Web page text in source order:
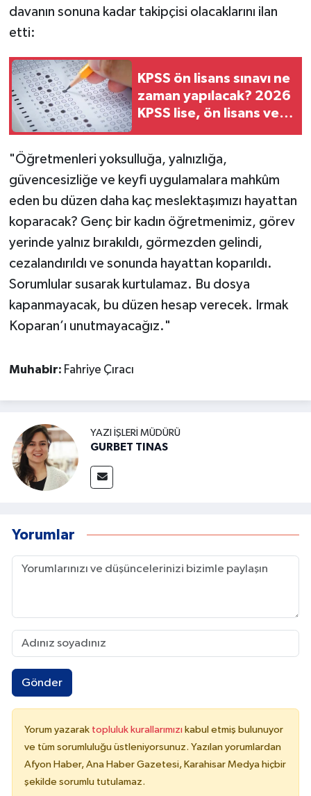
davanın sonuna kadar takipçisi olacaklarını ilan
etti:
KPSS ön lisans sınavı ne
zaman yapılacak? 2026
KPSS lise, ön lisans ve
"Öğretmenleri yoksulluğa, yalnızlığa,
güvencesizliğe ve keyfi uygulamalara mahkûm
eden bu düzen daha kaç meslektaşımızı hayattan
koparacak? Genç bir kadın öğretmenimiz, görev
yerinde yalnız bırakıldı, görmezden gelindi,
cezalandırıldı ve sonunda hayattan koparıldı.
Sorumlular susarak kurtulamaz. Bu dosya
kapanmayacak, bu düzen hesap verecek. Irmak
Koparan’ı unutmayacağız."
Muhabir: Fahriye Çıracı
YAZI İŞLERI MÜDÜRÜ
GURBET TINAS
Yorumlar
Gönder
Yorum yazarak topluluk kurallarımızı kabul etmiş bulunuyor
ve tüm sorumluluğu üstleniyorsunuz. Yazılan yorumlardan
Afyon Haber, Ana Haber Gazetesi, Karahisar Medya hiçbir
şekilde sorumlu tutulamaz.